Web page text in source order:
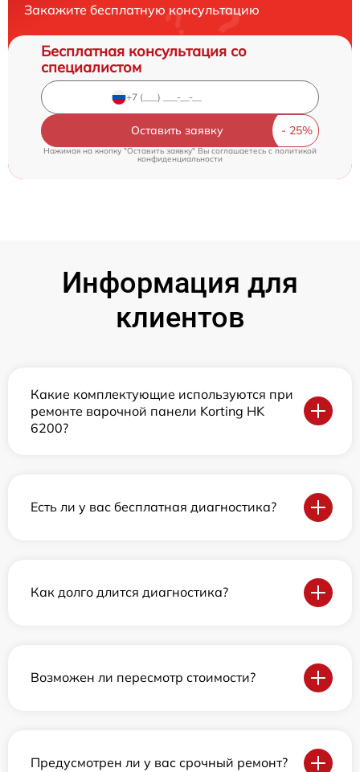
Закажите бесплатную консультацию
Бесплатная консультация со
специалистом
Оставить заявку
Нажимая на кнопку "Оставить заявку" Вы соглашаетесь cполитикой
конфиденциальности
Информация для
клиентов
Какие комплектующие используются при
ремонте варочной панели Korting HK
6200?
Есть ли у вас бесплатная диагностика?
Как долго длится диагностика?
Возможен ли пересмотр стоимости?
Предусмотрен ли у вас срочный ремонт?